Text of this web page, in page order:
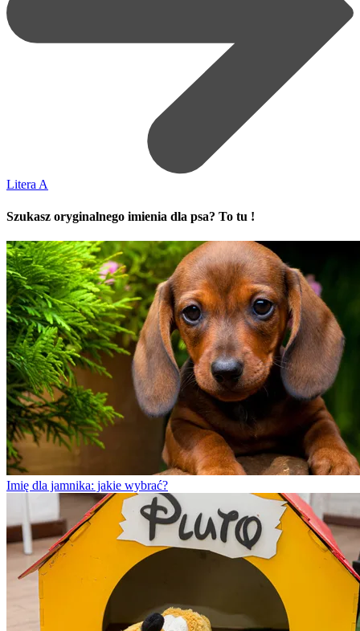
Litera A
Szukasz oryginalnego imienia dla psa? To tu !
Imię dla jamnika: jakie wybrać?